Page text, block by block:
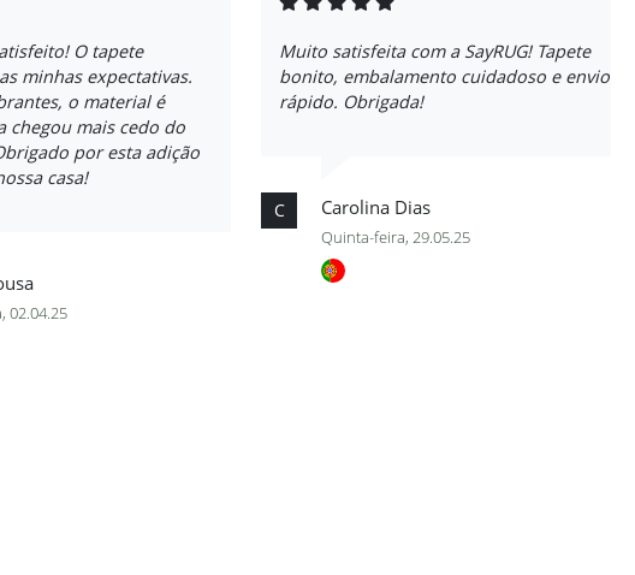
O tapete
minhas expectativas.
o material é
chegou mais cedo do
por esta adição
casa!
02.04.25
Muito satisfeita com a SayRUG! Tapete
bonito, embalamento cuidadoso e envio
rápido. Obrigada!
C Carolina Dias
Quinta-feira, 29.05.25